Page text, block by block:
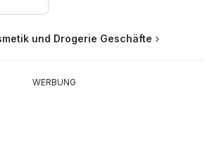
und Drogerie Geschäfte
WERBUNG